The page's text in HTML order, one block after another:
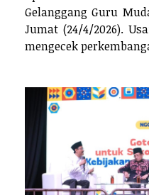
Gelanggang Guru
Jumat (24/4/2026).
mengecek